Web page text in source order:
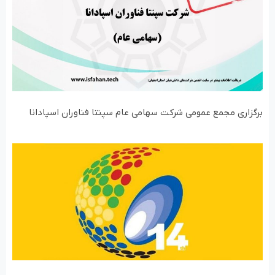
برگزاری مجمع عمومی شرکت سهامی عام سپنتا فناوران اسپادانا